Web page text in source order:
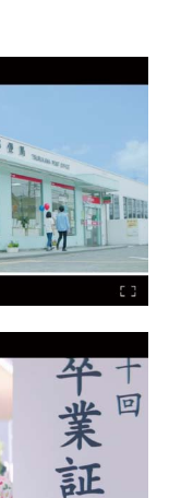
り組み
費用とは？
メディア